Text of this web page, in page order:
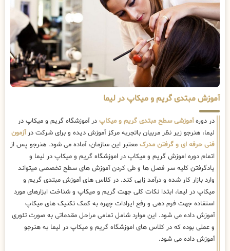
آموزش مبتدی گریم و میکاپ در لیما
در دورهآموزشی سطح مبتدی گریم و میکاپ در آموزشگاه گریم و میکاپ در
لیما، هنرجو زیر نظر مربیان باتجربه مرکز آموزش دیده و برای شرکت درآزمون
فنی حرفه ای و گرفتن مدرک معتبر این سازمان، آماده می شود. هنرجو پس از
اتمام دوره اموزش گریم و میکاپ در اموزشگاه گریم و میکاپ در لیما و
یادگرفتن کلیه سر فصل ها و طی کردن آموزش های سطح تخصصی میتواند
وارد بازار کار شده و درآمد زایی کند. در کلاس های آموزش مبتدی گریم و
میکاپ در لیما، ابتدا نکات کلی جهت گریم و میکاپ و شناخت ابزارهای مورد
استفاده جهت فرم دهی و رفع ایرادات چهره به کمک تکنیک های میکاپ
آموزش داده می شود. این موارد شامل تمامی مراحل مقدماتی به صورت تئوری
و عملی بوده که در کلاس های اموزشگاه گریم و میکاپ در لیما به هنرجو
آموزش داده می شود.